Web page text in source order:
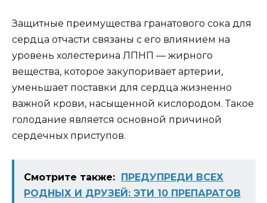
Защитные преимущества гранатового сока для
сердца отчасти связаны с его влиянием на
уровень холестерина ЛПНП — жирного
вещества, которое закупоривает артерии,
уменьшает поставки для сердца жизненно
важной крови, насыщенной кислородом. Такое
голодание является основной причиной
сердечных приступов.
Смотрите также:
ПРЕДУПРЕДИ ВСЕХ
РОДНЫХ И ДРУЗЕЙ: ЭТИ 10 ПРЕПАРАТОВ